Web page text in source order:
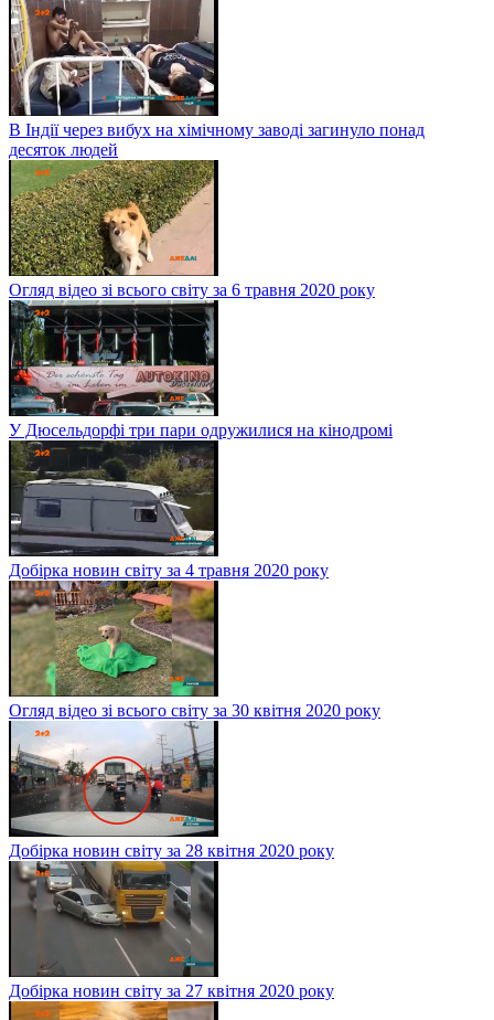
В Індії через вибух на хімічному заводі загинуло понад
десяток людей
Огляд відео зі всього світу за 6 травня 2020 року
У Дюсельдорфі три пари одружилися на кінодромі
Добірка новин світу за 4 травня 2020 року
Огляд відео зі всього світу за 30 квітня 2020 року
Добірка новин світу за 28 квітня 2020 року
Добірка новин світу за 27 квітня 2020 року